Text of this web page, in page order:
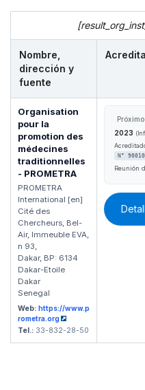
Nombre,
dirección y
fuente
Organisation
pour la
promotion des
médecines
traditionnelles
- PROMETRA
PROMETRA
International [en]
Cité des
Chercheurs, Bel-
Air, Immeuble EVA,
n 93,
Dakar, BP: 6134
Dakar-Etoile
Dakar
Senegal
Web: https://www.p
rometra.org
Tel.: 33-832-28-50
2023
N° 90010
Reunión